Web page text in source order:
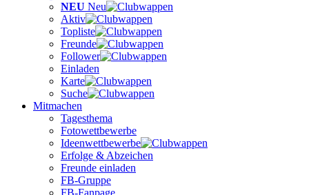
NEU Neu
Aktiv
Topliste
Freunde
Follower
Einladen
Karte
Suche
Mitmachen
Tagesthema
Fotowettbewerbe
Ideenwettbewerbe
Erfolge & Abzeichen
Freunde einladen
FB-Gruppe
FB-Fanpage